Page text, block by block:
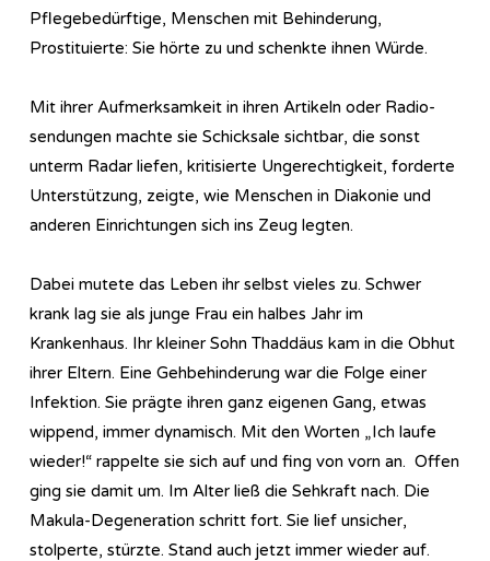
Pflegebedürftige, Menschen mit Behinderung,
Prostituierte: Sie hörte zu und schenkte ihnen Würde.
Mit ihrer Aufmerksamkeit in ihren Artikeln oder Ra­dio­
sen­dungen machte sie Schicksale sichtbar, die sonst
unterm Radar liefen, kritisierte Ungerechtigkeit, forderte
Unterstützung, zeigte, wie Menschen in ­Diakonie und
anderen Einrichtungen sich ins Zeug legten.
Dabei mutete das Leben ihr selbst vieles zu. Schwer
krank lag sie als junge Frau ein halbes Jahr im
Krankenhaus. Ihr kleiner Sohn Thaddäus kam in die Obhut
ihrer ­Eltern. Eine Gehbehinderung war die Folge einer
Infektion. Sie prägte ihren ganz eigenen Gang, etwas
wippend, immer dynamisch. Mit den Worten „Ich laufe
wieder!“ rappelte sie sich auf und fing von vorn an. Offen
ging sie damit um. Im Alter ließ die Sehkraft nach. Die
Makula-Degeneration schritt fort. Sie lief unsicher,
stolperte, stürzte. Stand auch jetzt immer wieder auf.